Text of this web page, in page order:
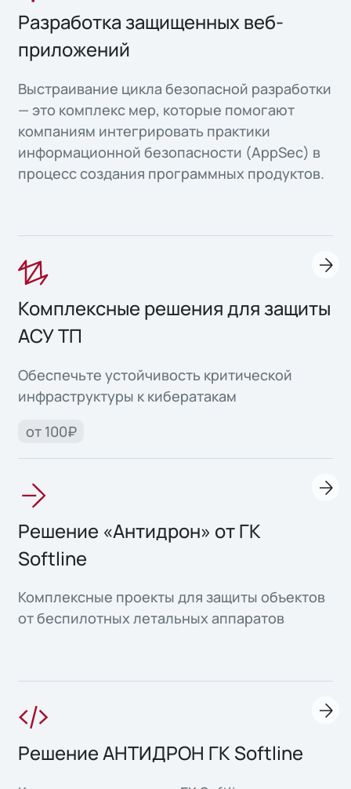
Разработка защищенных веб-
приложений
Выстраивание цикла безопасной разработки
— это комплекс мер, которые помогают
компаниям интегрировать практики
информационной безопасности (AppSec) в
процесс создания программных продуктов.
Комплексные решения для защиты
АСУ ТП
Обеспечьте устойчивость критической
инфраструктуры к кибератакам
от 100₽
Решение «Антидрон» от ГК
Softline
Комплексные проекты для защиты объектов
от беспилотных летальных аппаратов
Решение АНТИДРОН ГК Softline